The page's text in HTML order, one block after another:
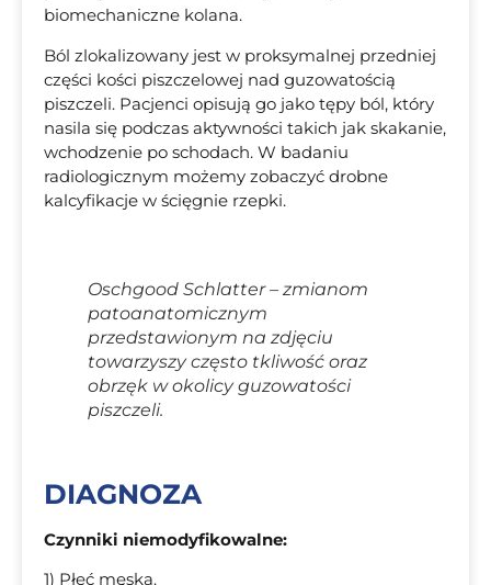
biomechaniczne kolana.
Ból zlokalizowany jest w proksymalnej przedniej
części kości piszczelowej nad guzowatością
piszczeli. Pacjenci opisują go jako tępy ból, który
nasila się podczas aktywności takich jak skakanie,
wchodzenie po schodach. W badaniu
radiologicznym możemy zobaczyć drobne
kalcyfikacje w ścięgnie rzepki.
Oschgood Schlatter – zmianom
patoanatomicznym
przedstawionym na zdjęciu
towarzyszy często tkliwość oraz
obrzęk w okolicy guzowatości
piszczeli.
DIAGNOZA
Czynniki niemodyfikowalne:
1) Płeć męska.